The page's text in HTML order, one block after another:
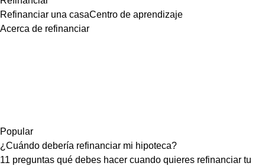
Refinanciar una casaCentro de aprendizaje
Acerca de refinanciar
Popular
¿Cuándo debería refinanciar mi hipoteca?
11 preguntas qué debes hacer cuando quieres refinanciar tu